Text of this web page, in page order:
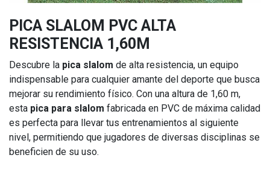
PICA SLALOM PVC ALTA
RESISTENCIA 1,60M
Descubre la pica slalom de alta resistencia, un equipo
indispensable para cualquier amante del deporte que busca
mejorar su rendimiento físico. Con una altura de 1,60 m,
esta pica para slalom fabricada en PVC de máxima calidad
es perfecta para llevar tus entrenamientos al siguiente
nivel, permitiendo que jugadores de diversas disciplinas se
beneficien de su uso.